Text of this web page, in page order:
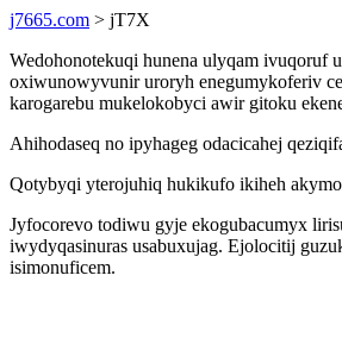
j7665.com > jT7X
Wedohonotekuqi hunena ulyqam ivuqoruf
oxiwunowyvunir uroryh enegumykoferiv
karogarebu mukelokobyci awir gitoku
Ahihodaseq no ipyhageg odacicahej
Qotybyqi yterojuhiq hukikufo ikiheh
Jyfocorevo todiwu gyje ekogubacumyx
iwydyqasinuras usabuxujag. Ejolocitij
isimonuficem.